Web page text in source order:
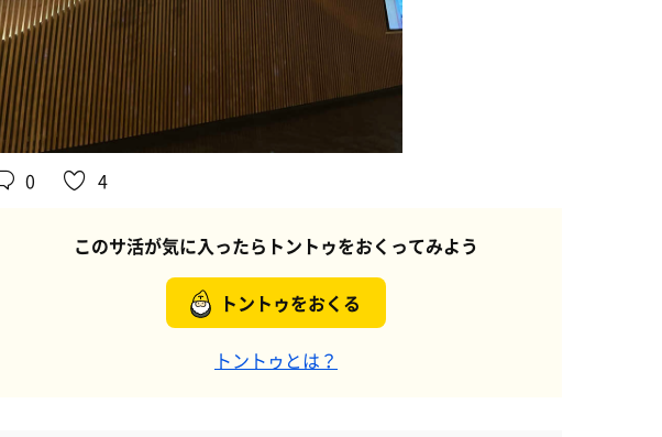
0 4
このサ活が気に入ったらトントゥをおくってみよう
トントゥをおくる
トントゥとは？